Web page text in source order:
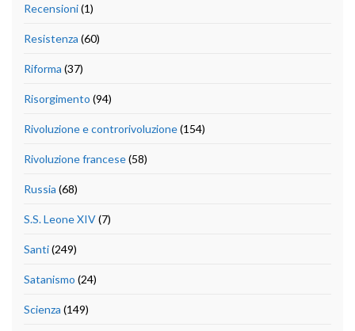
Recensioni(1)
Resistenza (60)
Riforma (37)
Risorgimento (94)
Rivoluzione e controrivoluzione(154)
Rivoluzione francese(58)
Russia (68)
S.S. Leone XIV(7)
Santi(249)
Satanismo (24)
Scienza (149)